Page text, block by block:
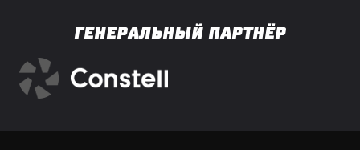
ГЕНЕРАЛЬНЫЙ ПАРТНЁР